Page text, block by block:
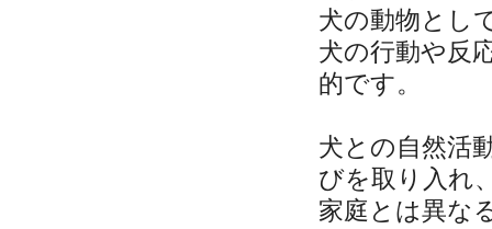
犬の動物とし
犬の行動や反
的です。
犬との自然活
びを取り入れ
家庭とは異な